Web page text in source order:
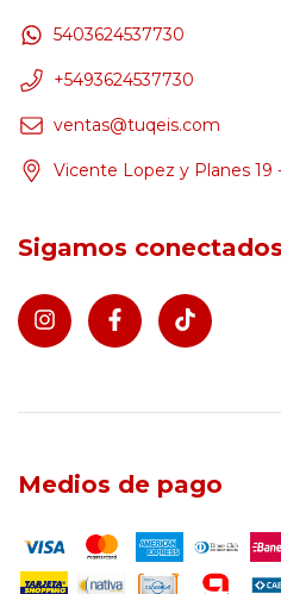
5403624537730
+5493624537730
ventas@tuqeis.com
Vicente Lopez y Planes 19
Sigamos conectados
Medios de pago